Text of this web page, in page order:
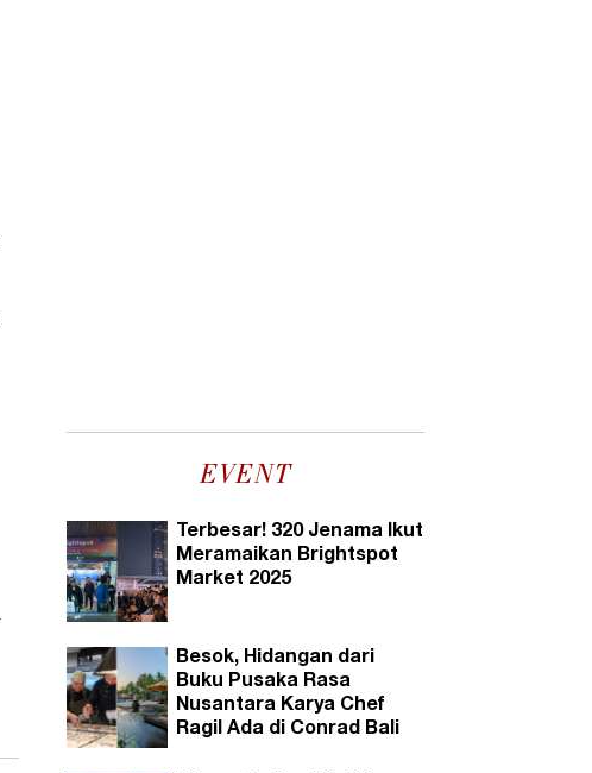
EVENT
Terbesar! 320 Jenama Ikut
Meramaikan Brightspot
Market 2025
Besok, Hidangan dari
Buku Pusaka Rasa
Nusantara Karya Chef
Ragil Ada di Conrad Bali